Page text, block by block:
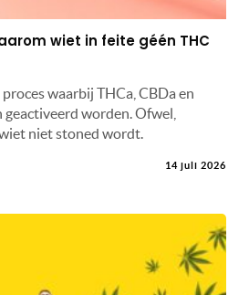
wiet in feite géén THC
waarbij THCa, CBDa en
worden. Ofwel,
niet stoned wordt.
14 juli 2026